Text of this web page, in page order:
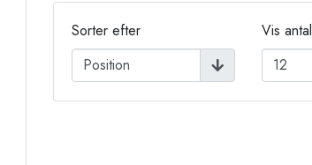
Sorter efter Vis antal